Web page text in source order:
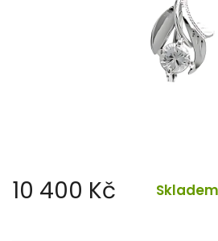
10 400 Kč Skladem